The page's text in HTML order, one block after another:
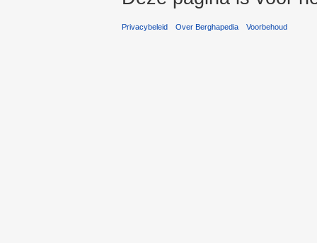
Privacybeleid Over Berghapedia Voorbehoud